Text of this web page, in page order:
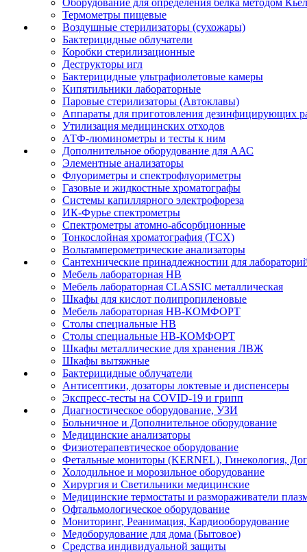
Оборудование для определения белка методом
Термометры пищевые
Воздушные стерилизаторы (сухожары)
Бактерицидные облучатели
Коробки стерилизационные
Деструкторы игл
Бактерицидные ультрафиолетовые камеры
Кипятильники лабораторные
Паровые стерилизаторы (Автоклавы)
Аппараты для приготовления дезинфицирующих
Утилизация медицинских отходов
АТФ-люминометры и тесты к ним
Дополнительное оборудование для ААС
Элементные анализаторы
Флуориметры и спектрофлуориметры
Газовые и жидкостные хроматографы
Системы капиллярного электрофореза
ИК-Фурье спектрометры
Спектрометры атомно-абсорбционные
Тонкослойная хроматография (ТСХ)
Вольтамперометрические анализаторы
Сантехнические принадлежностии для
Мебель лабораторная НВ
Мебель лабораторная CLASSIC металлическая
Шкафы для кислот полипропиленовые
Мебель лабораторная НВ-КОМФОРТ
Столы специальные НВ
Столы специальные НВ-КОМФОРТ
Шкафы металлические для хранения ЛВЖ
Шкафы вытяжные
Бактерицидные облучатели
Антисептики, дозаторы локтевые и диспенсеры
Экспресс-тесты на COVID-19 и грипп
Диагностическое оборудование, УЗИ
Больничное и Дополнительное оборудование
Медицинские анализаторы
Физиотерапевтическое оборудование
Фетальные мониторы (KERNEL), Гинекология,
Холодильное и морозильное оборудование
Хирургия и Светильники медицинские
Медицинские термостаты и размораживатели
Офтальмологическое оборудование
Мониторинг, Реанимация, Кардиооборудование
Медоборудование для дома (Бытовое)
Средства индивидуальной защиты